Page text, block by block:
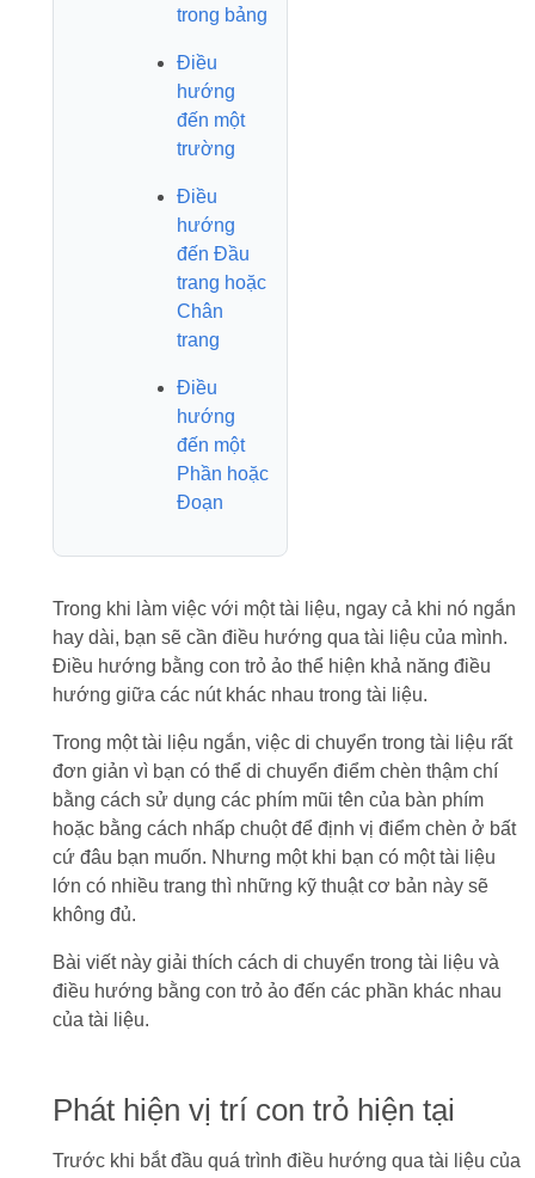
trong bảng
Điều
hướng
đến một
trường
Điều
hướng
đến Đầu
trang hoặc
Chân
trang
Điều
hướng
đến một
Phần hoặc
Đoạn
Trong khi làm việc với một tài liệu, ngay cả khi nó ngắn
hay dài, bạn sẽ cần điều hướng qua tài liệu của mình.
Điều hướng bằng con trỏ ảo thể hiện khả năng điều
hướng giữa các nút khác nhau trong tài liệu.
Trong một tài liệu ngắn, việc di chuyển trong tài liệu rất
đơn giản vì bạn có thể di chuyển điểm chèn thậm chí
bằng cách sử dụng các phím mũi tên của bàn phím
hoặc bằng cách nhấp chuột để định vị điểm chèn ở bất
cứ đâu bạn muốn. Nhưng một khi bạn có một tài liệu
lớn có nhiều trang thì những kỹ thuật cơ bản này sẽ
không đủ.
Bài viết này giải thích cách di chuyển trong tài liệu và
điều hướng bằng con trỏ ảo đến các phần khác nhau
của tài liệu.
Phát hiện vị trí con trỏ hiện tại
Trước khi bắt đầu quá trình điều hướng qua tài liệu của